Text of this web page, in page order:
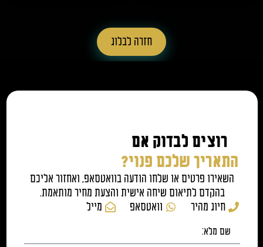
חזרה לבלוג
רוצים לבדוק אם
התאריך שלכם פנוי?
השאירו פרטים או שלחו הודעה בוואטסאפ, ואחזור אליכם
בהקדם לתיאום שיחה אישית והצעת מחיר מותאמת.
חיוג מהיר
וואטסאפ מייל